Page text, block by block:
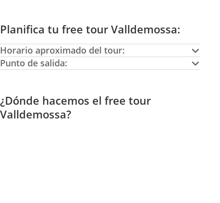
Planifica tu free tour Valldemossa:
Horario aproximado del tour:
Punto de salida:
¿Dónde hacemos el free tour
Valldemossa?